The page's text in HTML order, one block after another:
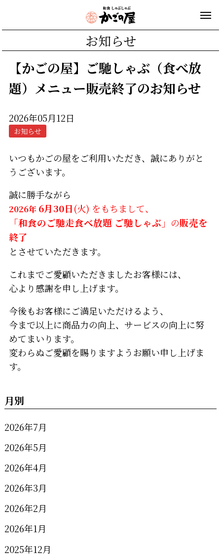
お知らせ
【かごの屋】ご馳しゃぶ（食べ放
題）メニュー販売終了のお知らせ
2026年05月12日
お知らせ
いつもかごの屋をご利用いただき、誠にありがと
うございます。
誠に勝手ながら
2026年 6月30日(火) をもちまして、
「和食のご馳走食べ放題 ご馳しゃぶ」 の販売を
終了
とさせていただきます。
これまでご愛顧いただきましたお客様には、
心より感謝を申し上げます。
今後もお客様にご満足いただけるよう、
今まで以上に商品力の向上、サービスの向上に努
めてまいります。
変わらぬご愛顧を賜りますようお願い申し上げま
す。
月別
2026年7月
2026年5月
2026年4月
2026年3月
2026年2月
2026年1月
2025年12月